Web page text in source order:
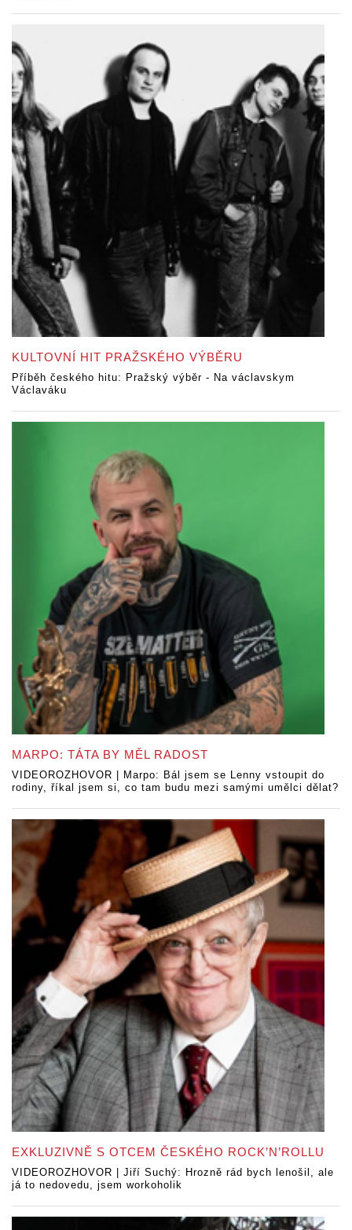
KULTOVNÍ HIT PRAŽSKÉHO VÝBĚRU
Příběh českého hitu: Pražský výběr - Na václavskym
Václaváku
MARPO: TÁTA BY MĚL RADOST
VIDEOROZHOVOR | Marpo: Bál jsem se Lenny vstoupit do
rodiny, říkal jsem si, co tam budu mezi samými umělci dělat?
EXKLUZIVNĚ S OTCEM ČESKÉHO ROCK’N’ROLLU
VIDEOROZHOVOR | Jiří Suchý: Hrozně rád bych lenošil, ale
já to nedovedu, jsem workoholik